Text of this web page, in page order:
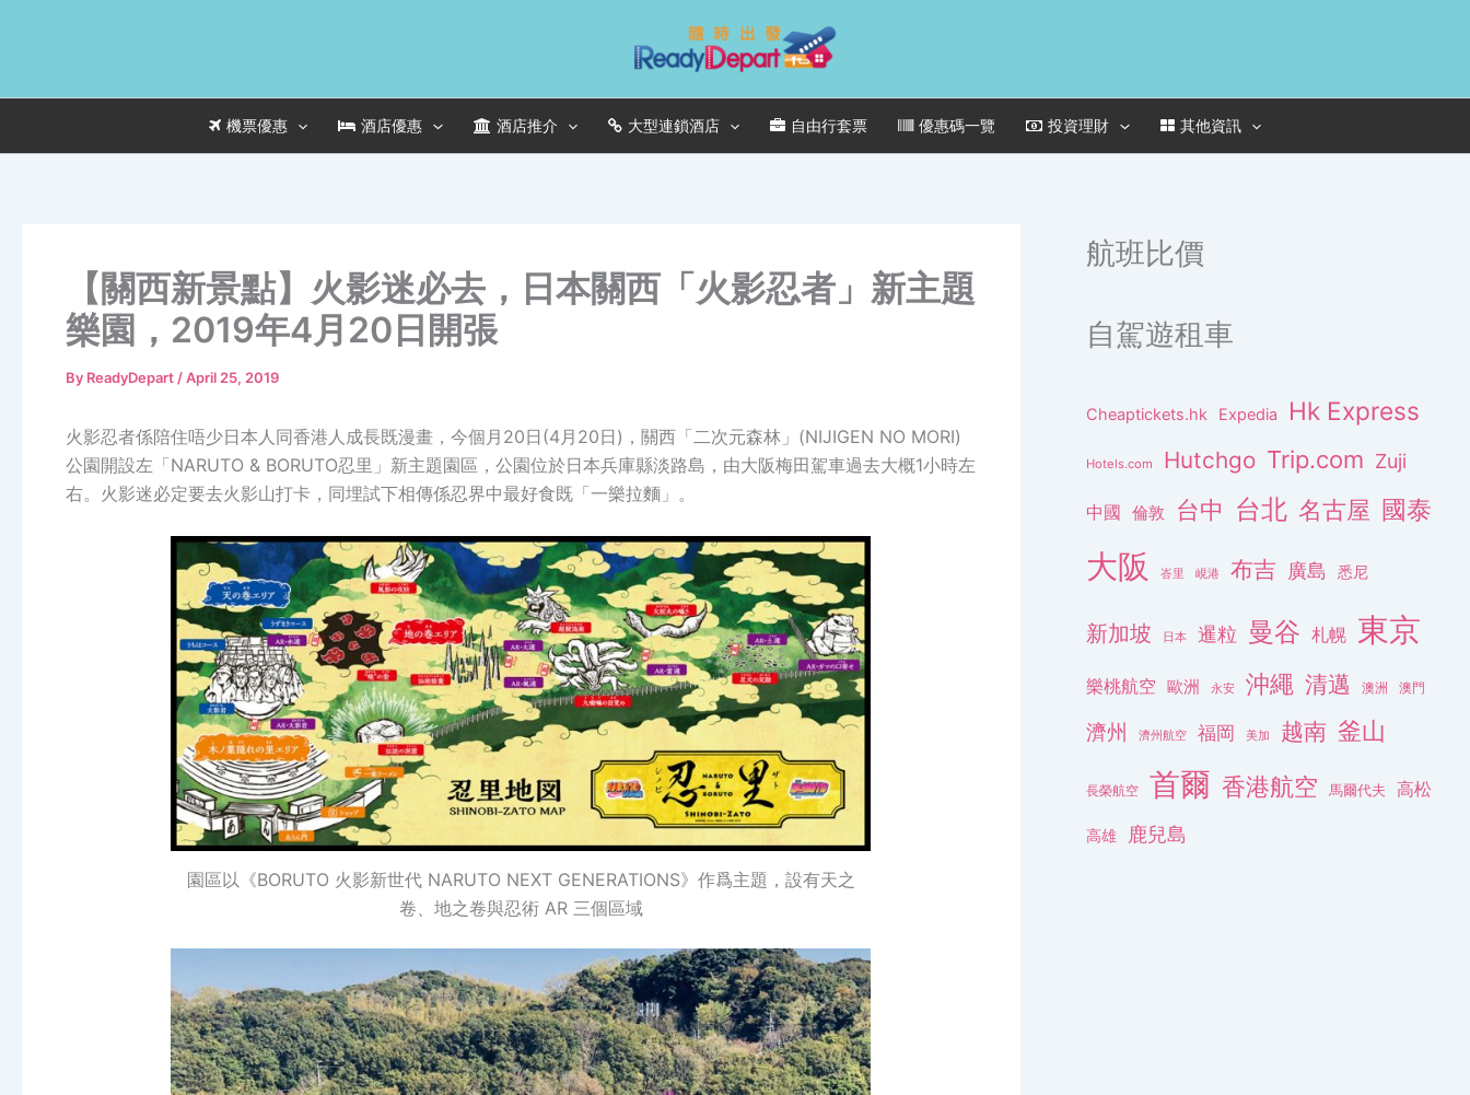
機票優惠 酒店優惠 酒店推介 大型連鎖酒店 自由行套票 優惠碼一覽 投資理財 其他資訊
【關西新景點】火影迷必去，日本關西「火影忍者」新主題
樂園，2019年4月20日開張
By ReadyDepart /April 25, 2019
火影忍者係陪住唔少日本人同香港人成長既漫畫，今個月20日(4月20日)，關西「二次元森林」(NIJIGEN NO MORI)
公園開設左「NARUTO & BORUTO忍里」新主題園區，公園位於日本兵庫縣淡路島，由大阪梅田駕車過去大概1小時左
右。火影迷必定要去火影山打卡，同埋試下相傳係忍界中最好食既「一樂拉麵」。
園區以《BORUTO 火影新世代 NARUTO NEXT GENERATIONS》作爲主題，設有天之
卷、地之卷與忍術 AR 三個區域
航班比價
自駕遊租車
Cheaptickets.hk Expedia Hk Express
Hotels.com Hutchgo Trip.com Zuji
中國 倫敦 台中 台北 名古屋 國泰
大阪 峇里 峴港 布吉 廣島 悉尼
新加坡 日本 暹粒 曼谷 札幌 東京
樂桃航空 歐洲 永安 沖繩 清邁 澳洲 澳門
濟州 濟州航空 福岡 美加 越南 釜山
長榮航空 首爾 香港航空 馬爾代夫 高松
高雄 鹿兒島